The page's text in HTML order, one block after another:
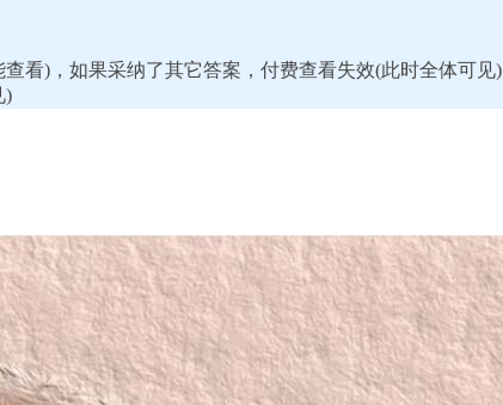
看)，如果采纳了其它答案，付费查看失效(此时全体可见)
)